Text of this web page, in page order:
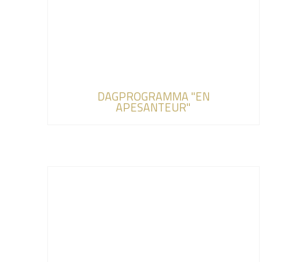
DAGPROGRAMMA "EN
APESANTEUR"